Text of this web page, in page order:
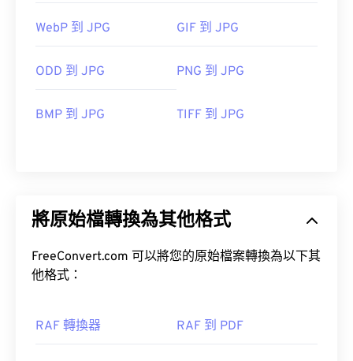
WebP 到 JPG GIF 到 JPG
ODD 到 JPG PNG 到 JPG
BMP 到 JPG TIFF 到 JPG
將原始檔轉換為其他格式
FreeConvert.com 可以將您的原始檔案轉換為以下其
他格式：
RAF 轉換器 RAF 到 PDF